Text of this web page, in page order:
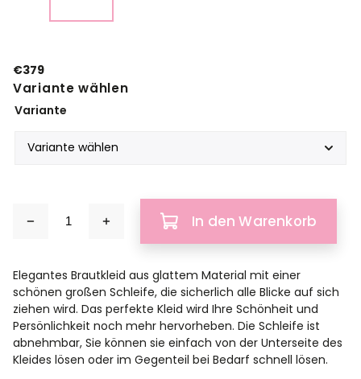
€379
Variante wählen
Variante
In den Warenkorb
Elegantes Brautkleid aus glattem Material mit einer
schönen großen Schleife, die sicherlich alle Blicke auf sich
ziehen wird. Das perfekte Kleid wird Ihre Schönheit und
Persönlichkeit noch mehr hervorheben. Die Schleife ist
abnehmbar, Sie können sie einfach von der Unterseite des
Kleides lösen oder im Gegenteil bei Bedarf schnell lösen.